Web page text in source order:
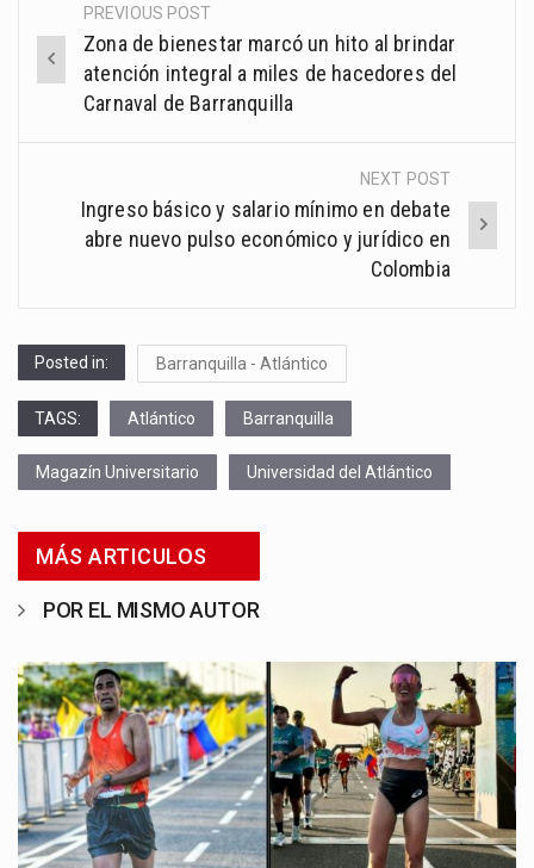
Post
navigation
PREVIOUS POST
Zona de bienestar marcó un hito al brindar
atención integral a miles de hacedores del
Carnaval de Barranquilla
NEXT POST
Ingreso básico y salario mínimo en debate
abre nuevo pulso económico y jurídico en
Colombia
Posted in: Barranquilla - Atlántico
TAGS: Atlántico Barranquilla
Magazín Universitario Universidad del Atlántico
MÁS ARTICULOS
POR EL MISMO AUTOR